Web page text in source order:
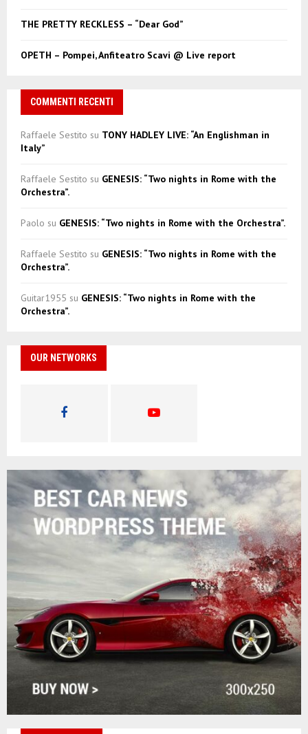
THE PRETTY RECKLESS – “Dear God”
OPETH – Pompei, Anfiteatro Scavi @ Live report
COMMENTI RECENTI
Raffaele Sestito su TONY HADLEY LIVE: “An Englishman in
Italy”
Raffaele Sestito su GENESIS: “Two nights in Rome with the
Orchestra”.
Paolo su GENESIS: “Two nights in Rome with the Orchestra”.
Raffaele Sestito su GENESIS: “Two nights in Rome with the
Orchestra”.
Guitar1955 su GENESIS: “Two nights in Rome with the
Orchestra”.
OUR NETWORKS